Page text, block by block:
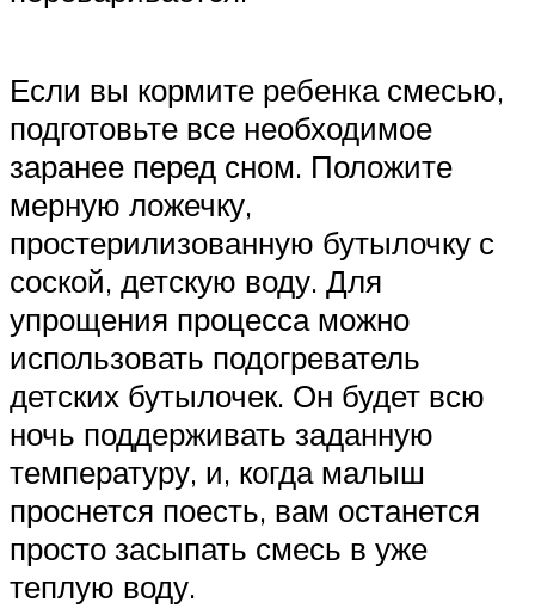
Если вы кормите ребенка смесью,
подготовьте все необходимое
заранее перед сном. Положите
мерную ложечку,
простерилизованную бутылочку с
соской, детскую воду. Для
упрощения процесса можно
использовать подогреватель
детских бутылочек. Он будет всю
ночь поддерживать заданную
температуру, и, когда малыш
проснется поесть, вам останется
просто засыпать смесь в уже
теплую воду.